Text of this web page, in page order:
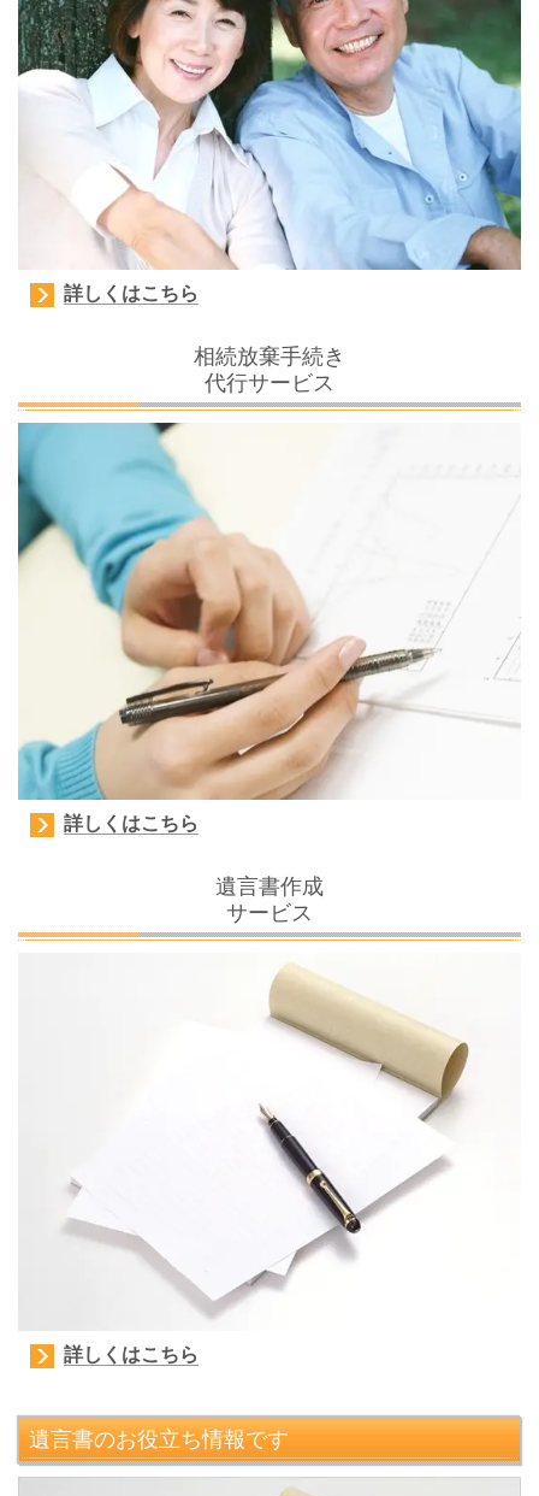
詳しくはこちら
相続放棄手続き
代行サービス
詳しくはこちら
遺言書作成
サービス
詳しくはこちら
遺言書のお役立ち情報です